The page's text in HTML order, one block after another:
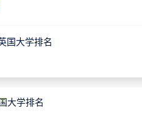
国大学排名
大学排名